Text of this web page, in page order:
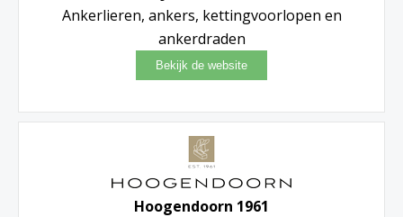
Ankerlieren, ankers, kettingvoorlopen en
ankerdraden
Hoogendoorn 1961